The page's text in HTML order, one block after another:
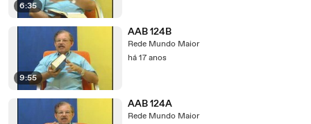
6:35
9:55
AAB 124B
Rede Mundo Maior
há 17 anos
AAB 124A
Rede Mundo Maior